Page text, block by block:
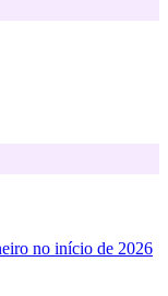
no início de 2026